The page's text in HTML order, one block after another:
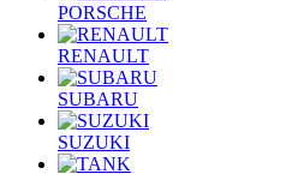
PORSCHE
RENAULT
SUBARU
SUZUKI